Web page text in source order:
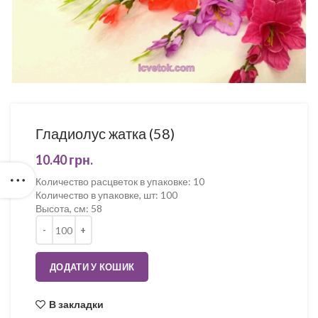
Гладиолус жатка (58)
10.40грн.
Количество расцветок в упаковке: 10
Количество в упаковке, шт: 100
Высота, см: 58
ДОДАТИ У КОШИК
В закладки